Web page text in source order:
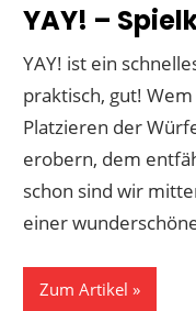
YAY! –
YAY! ist ein
praktisch, gut!
Platzieren der
erobern, dem
schon sind wir
einer
Zum Artikel